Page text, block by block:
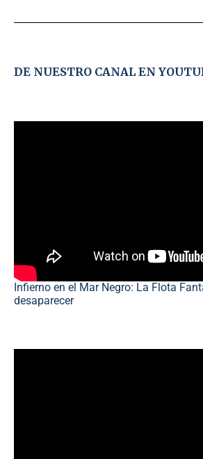
DE NUESTRO CANAL EN
Infierno en el Mar Negro: La Flota
desaparecer